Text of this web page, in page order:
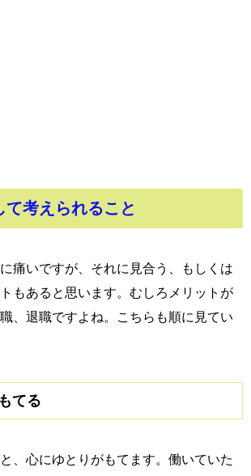
て考えられること
痛いですが、それに見合う、もしくは
もあると思います。むしろメリットが
、退職ですよね。こちらも順に見てい
てる
、心にゆとりがもてます。働いていた